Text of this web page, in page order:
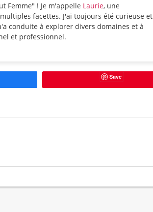
Femme" ! Je m'appelle Laurie, une
facettes. J'ai toujours été curieuse et
conduite à explorer divers domaines et à
et professionnel.
Save